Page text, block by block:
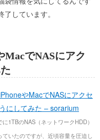
しています。
MacでNASにアク
やMacでNASにアクセ
にしてみた – sorarium
1TBのNAS（ネットワークHDD）
ていたのですが、近頃容量を圧迫し